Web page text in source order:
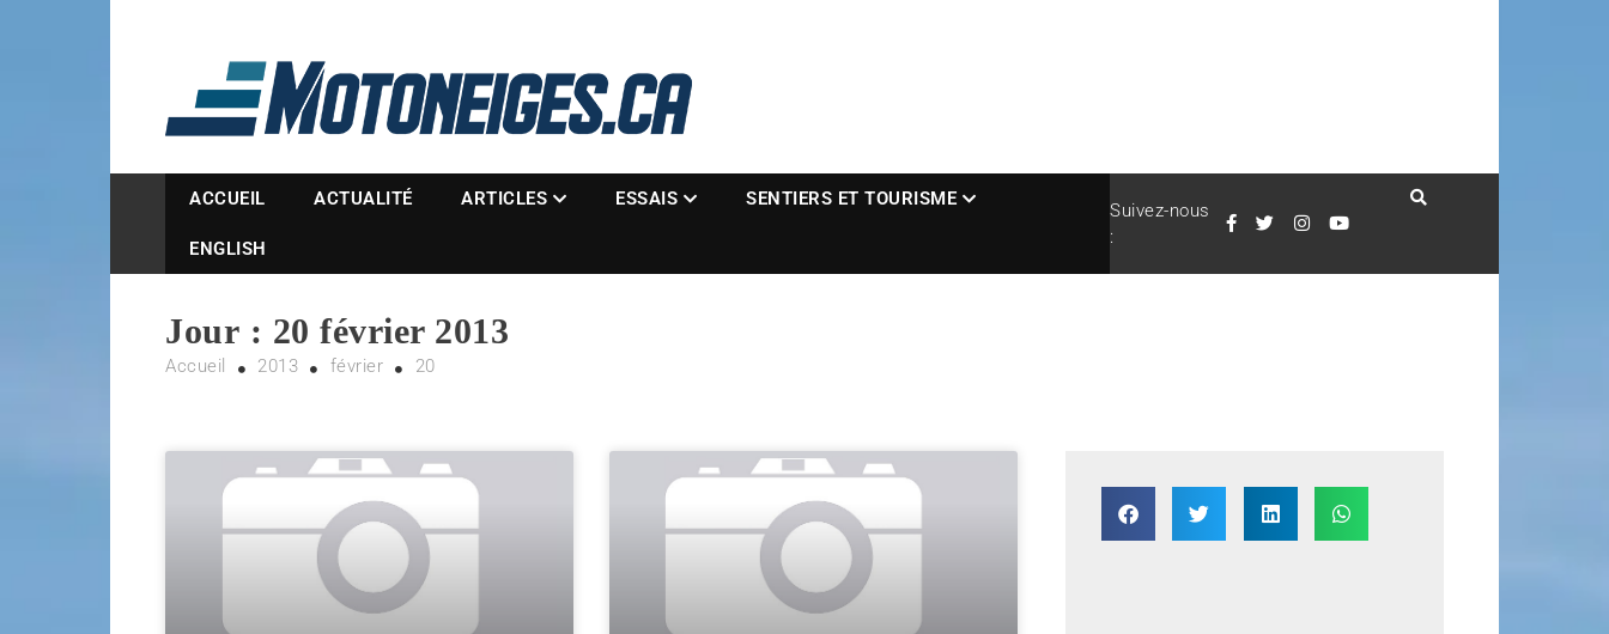
Magazine Motoneiges.ca
ACCUEIL ACTUALITÉ ARTICLES ESSAIS SENTIERS ET TOURISME
ENGLISH
Suivez-nous
:
Jour : 20 février 2013
Accueil 2013 février 20